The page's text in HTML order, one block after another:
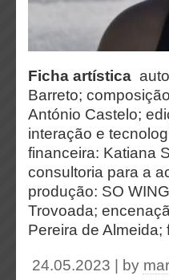
Ficha artística
Barreto;
António Castelo;
interação e
financeira: Katiana
consultoria para a
produção: SO WING
Trovoada;
Pereira de Almeida;
24.05.2023 | by